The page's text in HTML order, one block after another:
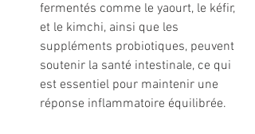
fermentés comme le yaourt, le kéfir,
et le kimchi, ainsi que les
suppléments probiotiques, peuvent
soutenir la santé intestinale, ce qui
est essentiel pour maintenir une
réponse inflammatoire équilibrée.